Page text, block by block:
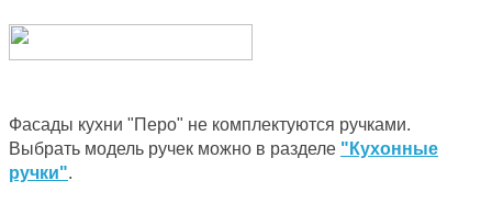
Фасады кухни "Перо" не комплектуются ручками.
Выбрать модель ручек можно в разделе "Кухонные
ручки".